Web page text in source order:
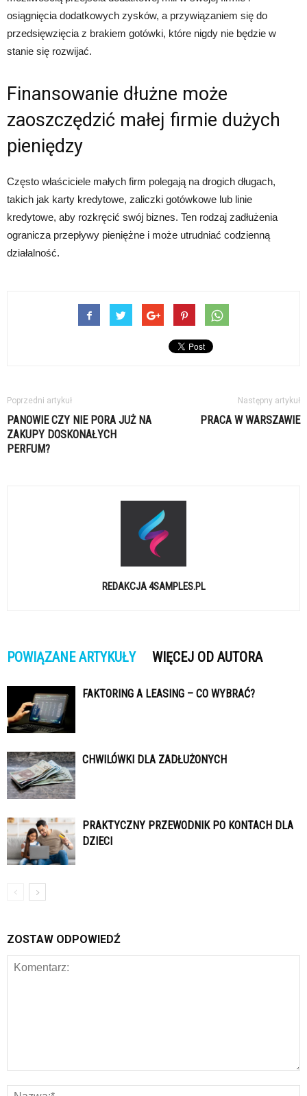
osiągnięcia dodatkowych zysków, a przywiązaniem się do
przedsięwzięcia z brakiem gotówki, które nigdy nie będzie w
stanie się rozwijać.
Finansowanie dłużne może
zaoszczędzić małej firmie dużych
pieniędzy
Często właściciele małych firm polegają na drogich długach,
takich jak karty kredytowe, zaliczki gotówkowe lub linie
kredytowe, aby rozkręcić swój biznes. Ten rodzaj zadłużenia
ogranicza przepływy pieniężne i może utrudniać codzienną
działalność.
Poprzedni artykuł
PANOWIE CZY NIE PORA JUŻ NA
ZAKUPY DOSKONAŁYCH
PERFUM?
Następny artykuł
PRACA W WARSZAWIE
REDAKCJA 4SAMPLES.PL
POWIĄZANE ARTYKUŁY WIĘCEJ OD AUTORA
FAKTORING A LEASING – CO WYBRAĆ?
CHWILÓWKI DLA ZADŁUŻONYCH
PRAKTYCZNY PRZEWODNIK PO KONTACH DLA
DZIECI
ZOSTAW ODPOWIEDŹ